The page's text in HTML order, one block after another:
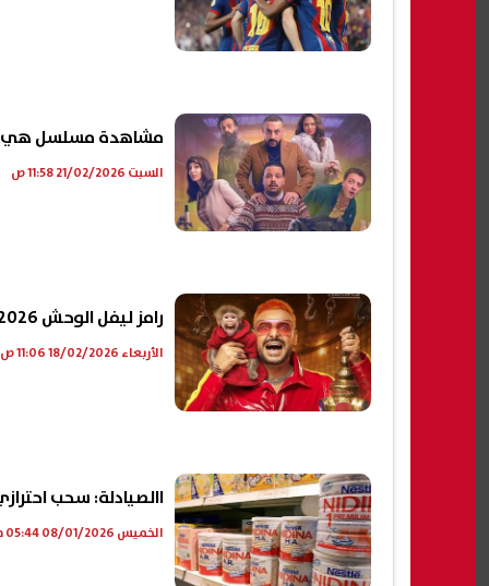
مشاهدة مسلسل هي
السبت 21/02/2026 11:58 ص
رامز ليفل الوحش 2026.. أول ضحايا رامز جلال في رمضان
الأربعاء 18/02/2026 11:06 ص
االصيادلة: سحب
الخميس 08/01/2026 05:44 م